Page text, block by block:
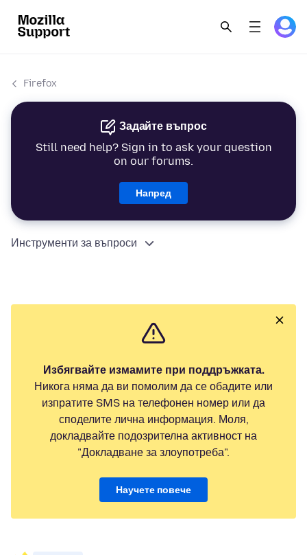
Firefox
Задайте въпрос
Still need help? Sign in to ask your question
on our forums.
Напред
Инструменти за въпроси
Избягвайте измамите при поддръжката.
Никога няма да ви помолим да се обадите или
изпратите SMS на телефонен номер или да
споделите лична информация. Моля,
докладвайте подозрителна активност на
"Докладване за злоупотреба".
Научете повече